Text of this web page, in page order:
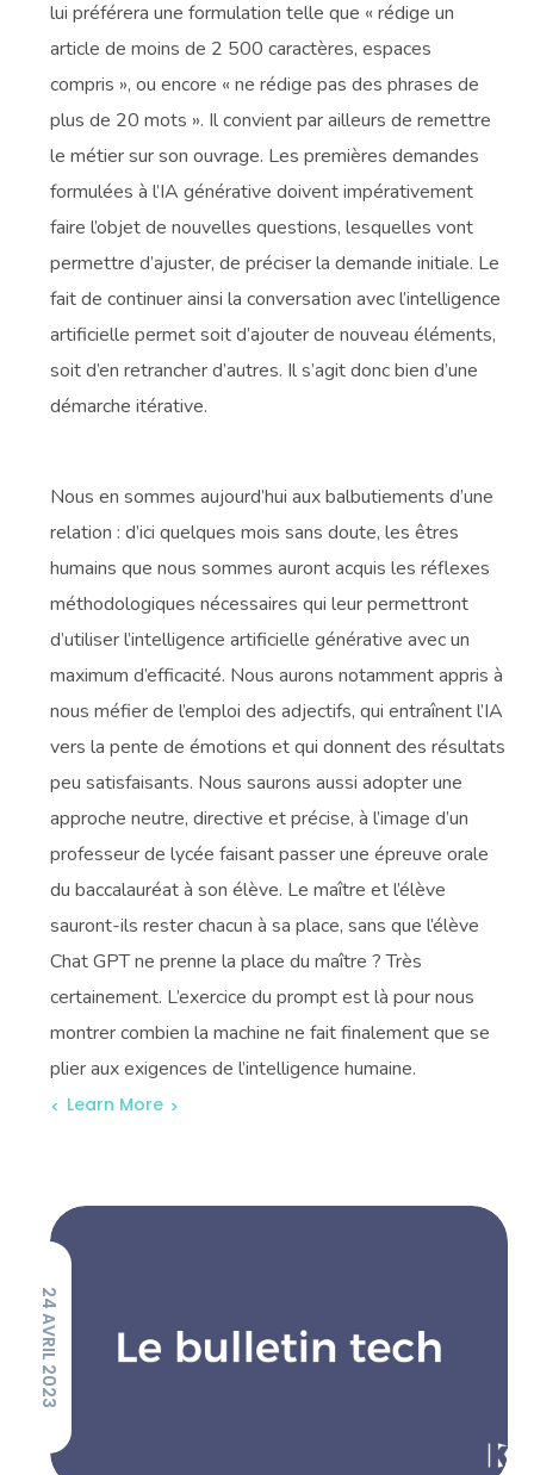
lui préférera une formulation telle que « rédige un
article de moins de 2 500 caractères, espaces
compris », ou encore « ne rédige pas des phrases de
plus de 20 mots ». Il convient par ailleurs de remettre
le métier sur son ouvrage. Les premières demandes
formulées à l’IA générative doivent impérativement
faire l’objet de nouvelles questions, lesquelles vont
permettre d’ajuster, de préciser la demande initiale. Le
fait de continuer ainsi la conversation avec l’intelligence
artificielle permet soit d’ajouter de nouveau éléments,
soit d’en retrancher d’autres. Il s’agit donc bien d’une
démarche itérative.
Nous en sommes aujourd’hui aux balbutiements d’une
relation : d’ici quelques mois sans doute, les êtres
humains que nous sommes auront acquis les réflexes
méthodologiques nécessaires qui leur permettront
d’utiliser l’intelligence artificielle générative avec un
maximum d’efficacité. Nous aurons notamment appris à
nous méfier de l’emploi des adjectifs, qui entraînent l’IA
vers la pente de émotions et qui donnent des résultats
peu satisfaisants. Nous saurons aussi adopter une
approche neutre, directive et précise, à l’image d’un
professeur de lycée faisant passer une épreuve orale
du baccalauréat à son élève. Le maître et l’élève
sauront-ils rester chacun à sa place, sans que l’élève
Chat GPT ne prenne la place du maître ? Très
certainement. L’exercice du prompt est là pour nous
montrer combien la machine ne fait finalement que se
plier aux exigences de l’intelligence humaine.
Learn More
24 AVRIL 2023